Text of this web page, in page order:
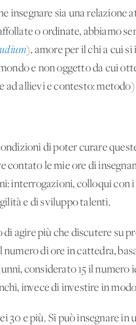
insegnare sia una relazione
o ordinate, abbiamo
), amore per il chi a cui
e non oggetto da cui
ad allievi e contesto:
di poter curare
le mie ore di
interrogazioni, colloqui con
e di sviluppo talenti.
agire più che discutere su
di ore in cattedra,
considerato 15 il
invece di investire in
e più. Si può insegnare in